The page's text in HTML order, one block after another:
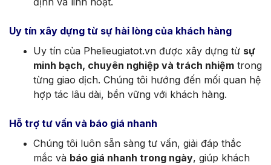
Uy tín xây dựng từ sự hài lòng của khách hàng
Uy tín của Phelieugiatot.vn được xây dựng từ sự
minh bạch, chuyên nghiệp và trách nhiệm trong
từng giao dịch. Chúng tôi hướng đến mối quan hệ
hợp tác lâu dài, bền vững với khách hàng.
Hỗ trợ tư vấn và báo giá nhanh
Chúng tôi luôn sẵn sàng tư vấn, giải đáp thắc
mắc và báo giá nhanh trong ngày, giúp khách